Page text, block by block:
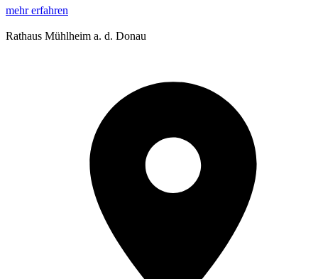
mehr erfahren
Rathaus Mühlheim a. d. Donau